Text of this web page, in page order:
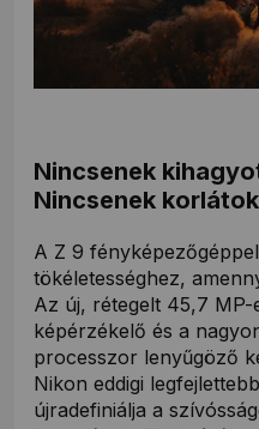
Nincsenek
Nincsenek
A Z 9
tökéletességhez,
Az új, rétegelt 45,7 MP-
képérzékelő és a
processzor lenyűgöző
Nikon eddigi
újradefiniálja a